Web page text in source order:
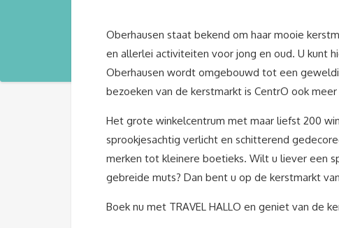
Oberhausen staat bekend om haar mooie
en allerlei activiteiten voor jong en oud. U kunt
Oberhausen wordt omgebouwd tot een
bezoeken van de kerstmarkt is CentrO ook
Het grote winkelcentrum met maar liefst 200
sprookjesachtig verlicht en schitterend
merken tot kleinere boetieks. Wilt u liever een
gebreide muts? Dan bent u op de kerstmarkt
Boek nu met TRAVEL HALLO en geniet van de